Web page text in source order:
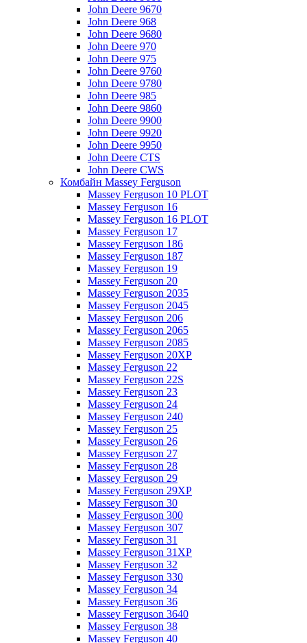
John Deere 9670
John Deere 968
John Deere 9680
John Deere 970
John Deere 975
John Deere 9760
John Deere 9780
John Deere 985
John Deere 9860
John Deere 9900
John Deere 9920
John Deere 9950
John Deere CTS
John Deere CWS
Комбайн Massey Ferguson
Massey Ferguson 10 PLOT
Massey Ferguson 16
Massey Ferguson 16 PLOT
Massey Ferguson 17
Massey Ferguson 186
Massey Ferguson 187
Massey Ferguson 19
Massey Ferguson 20
Massey Ferguson 2035
Massey Ferguson 2045
Massey Ferguson 206
Massey Ferguson 2065
Massey Ferguson 2085
Massey Ferguson 20XP
Massey Ferguson 22
Massey Ferguson 22S
Massey Ferguson 23
Massey Ferguson 24
Massey Ferguson 240
Massey Ferguson 25
Massey Ferguson 26
Massey Ferguson 27
Massey Ferguson 28
Massey Ferguson 29
Massey Ferguson 29XP
Massey Ferguson 30
Massey Ferguson 300
Massey Ferguson 307
Massey Ferguson 31
Massey Ferguson 31XP
Massey Ferguson 32
Massey Ferguson 330
Massey Ferguson 34
Massey Ferguson 36
Massey Ferguson 3640
Massey Ferguson 38
Massey Ferguson 40